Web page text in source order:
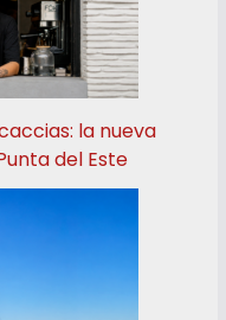
la nueva
del Este